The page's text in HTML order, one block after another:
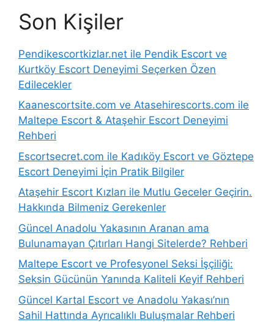
Son Kişiler
Pendikescortkizlar.net ile Pendik Escort ve
Kurtköy Escort Deneyimi Seçerken Özen
Edilecekler
Kaanescortsite.com ve Atasehirescorts.com ile
Maltepe Escort & Ataşehir Escort Deneyimi
Rehberi
Escortsecret.com ile Kadıköy Escort ve Göztepe
Escort Deneyimi İçin Pratik Bilgiler
Ataşehir Escort Kızları ile Mutlu Geceler Geçirin.
Hakkında Bilmeniz Gerekenler
Güncel Anadolu Yakasının Aranan ama
Bulunamayan Çıtırları Hangi Sitelerde? Rehberi
Maltepe Escort ve Profesyonel Seksi İşçiliği:
Seksin Gücünün Yanında Kaliteli Keyif Rehberi
Güncel Kartal Escort ve Anadolu Yakası’nın
Sahil Hattında Ayrıcalıklı Buluşmalar Rehberi